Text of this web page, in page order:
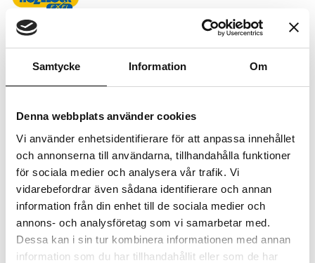
Samtycke Information Om
Denna webbplats använder cookies
Vi använder enhetsidentifierare för att anpassa innehållet
och annonserna till användarna, tillhandahålla funktioner
för sociala medier och analysera vår trafik. Vi
vidarebefordrar även sådana identifierare och annan
information från din enhet till de sociala medier och
annons- och analysföretag som vi samarbetar med.
Dessa kan i sin tur kombinera informationen med annan
information som du har tillhandahållit eller som de har
Krankoppling universal 18 mm
Universell krankoppling designad för runda och ovala
kranar med en diameter upp till 18 mm.
Finns i lager (9 st)
Inkl. moms: 150 kr
Lägg i varukorgen
Trygg betalning
Ekologiskt utbud
Valbara fraktmetoder